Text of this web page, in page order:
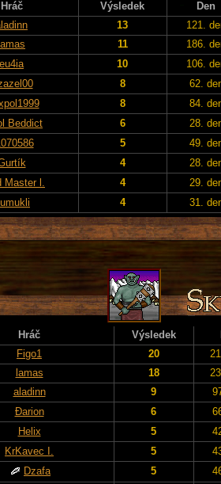
Hráč Výsledek Den
13 121.
11 186.
eu4ia 10 106.
8 62.
8 84.
Beddict 6 28.
5 49.
4 28.
Master l. 4 29.
4 31.
Hráč Výsledek
Figo1 20
lamas 18
aladinn 9
Đarion 6
Helix 5
KrKavec I. 5
Dzafa 5